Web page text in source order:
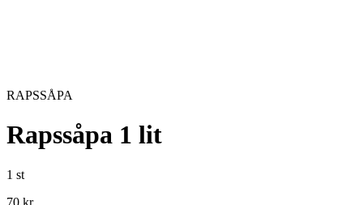
RAPSSÅPA
Rapssåpa 1 lit
1 st
70 kr